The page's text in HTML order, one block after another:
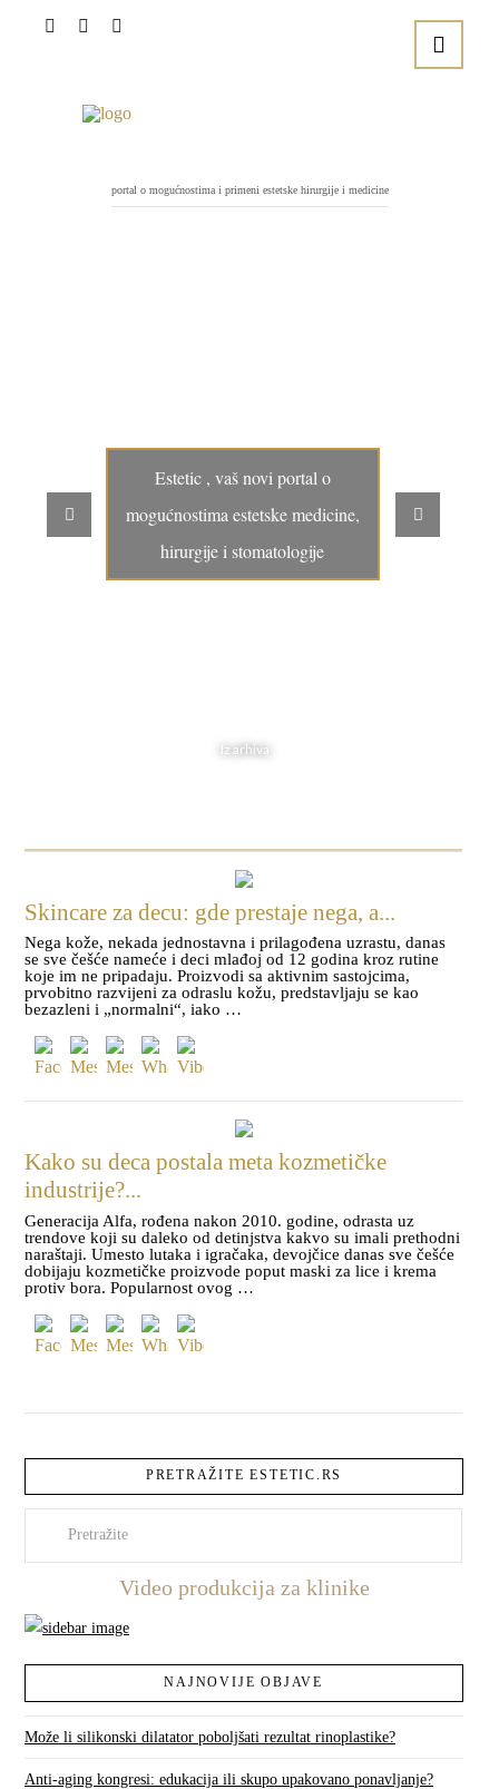
portal o mogućnostima i primeni estetske hirurgije i medicine
Estetic , vaš novi portal o
mogućnostima estetske medicine,
hirurgije i stomatologije
Iz arhiva
Skincare za decu: gde prestaje nega, a...
Nega kože, nekada jednostavna i prilagođena uzrastu, danas
se sve češće nameće i deci mlađoj od 12 godina kroz rutine
koje im ne pripadaju. Proizvodi sa aktivnim sastojcima,
prvobitno razvijeni za odraslu kožu, predstavljaju se kao
bezazleni i „normalni“, iako …
Kako su deca postala meta kozmetičke
industrije?...
Generacija Alfa, rođena nakon 2010. godine, odrasta uz
trendove koji su daleko od detinjstva kakvo su imali prethodni
naraštaji. Umesto lutaka i igračaka, devojčice danas sve češće
dobijaju kozmetičke proizvode poput maski za lice i krema
protiv bora. Popularnost ovog …
PRETRAŽITE ESTETIC.RS
Video produkcija za klinike
NAJNOVIJE OBJAVE
Može li silikonski dilatator poboljšati rezultat rinoplastike?
Anti-aging kongresi: edukacija ili skupo upakovano ponavljanje?